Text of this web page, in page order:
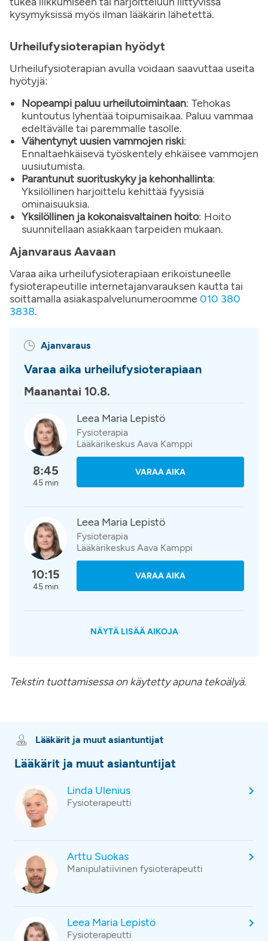
kysymyksissä myös ilman lääkärin lähetettä.
Urheilufysioterapian hyödyt
Urheilufysioterapian avulla voidaan saavuttaa useita
hyötyjä:
Nopeampi paluu urheilutoimintaan: Tehokas
kuntoutus lyhentää toipumisaikaa. Paluu vammaa
edeltävälle tai paremmalle tasolle.
Vähentynyt uusien vammojen riski:
Ennaltaehkäisevä työskentely ehkäisee vammojen
uusiutumista.
Parantunut suorituskyky ja kehonhallinta:
Yksilöllinen harjoittelu kehittää fyysisiä
ominaisuuksia.
Yksilöllinen ja kokonaisvaltainen hoito: Hoito
suunnitellaan asiakkaan tarpeiden mukaan.
Ajanvaraus Aavaan
Varaa aika urheilufysioterapiaan erikoistuneelle
fysioterapeutille internetajanvarauksen kautta tai
soittamalla asiakaspalvelunumeroomme010 380
3838.
Ajanvaraus
Varaa aika urheilufysioterapiaan
Maanantai 10.8.
8:45
45 min
Leea Maria Lepistö
Fysioterapia
Lääkärikeskus Aava Kamppi
VARAA AIKA
10:15
45 min
Leea Maria Lepistö
Fysioterapia
Lääkärikeskus Aava Kamppi
VARAA AIKA
NÄYTÄ LISÄÄ AIKOJA
Tekstin tuottamisessa on käytetty apuna tekoälyä.
Lääkärit ja muut asiantuntijat
Lääkärit ja muut asiantuntijat
Linda Ulenius
Fysioterapeutti
Arttu Suokas
Manipulatiivinen fysioterapeutti
Leea Maria Lepistö
Fysioterapeutti